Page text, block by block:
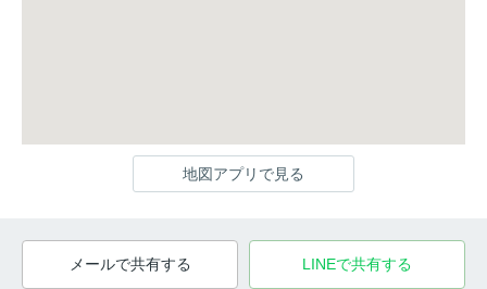
地図アプリで見る
メールで共有する LINEで共有する